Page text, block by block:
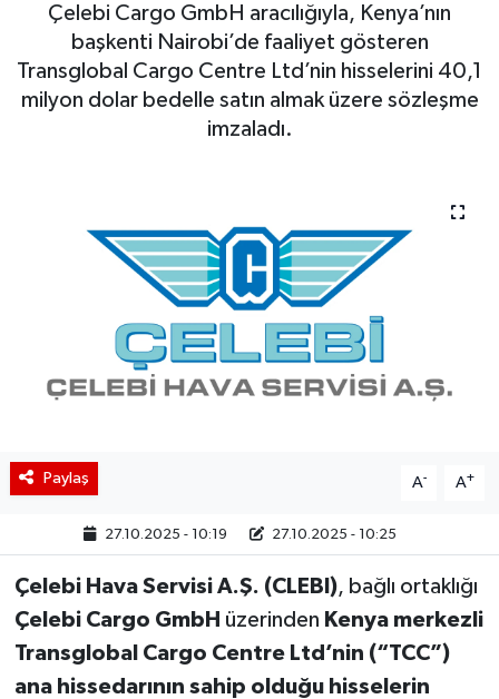
Çelebi Cargo GmbH aracılığıyla, Kenya’nın
başkenti Nairobi’de faaliyet gösteren
Transglobal Cargo Centre Ltd’nin hisselerini 40,1
milyon dolar bedelle satın almak üzere sözleşme
imzaladı.
Paylaş A- A+
27.10.2025 - 10:19 27.10.2025 - 10:25
Çelebi Hava Servisi A.Ş. (CLEBI), bağlı ortaklığı
Çelebi Cargo GmbH üzerinden Kenya merkezli
Transglobal Cargo Centre Ltd’nin (“TCC”)
ana hissedarının sahip olduğu hisselerin
BIST 100 Isı Haritası
Coin Isı Haritası
Ekonomik Takvim
Gizlilik Sözleşmesi
İletişim